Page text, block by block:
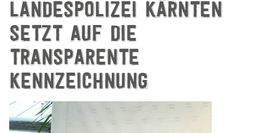
LANDESPOLIZEI KÄRNTEN
SETZT AUF DIE
TRANSPARENTE
KENNZEICHNUNG